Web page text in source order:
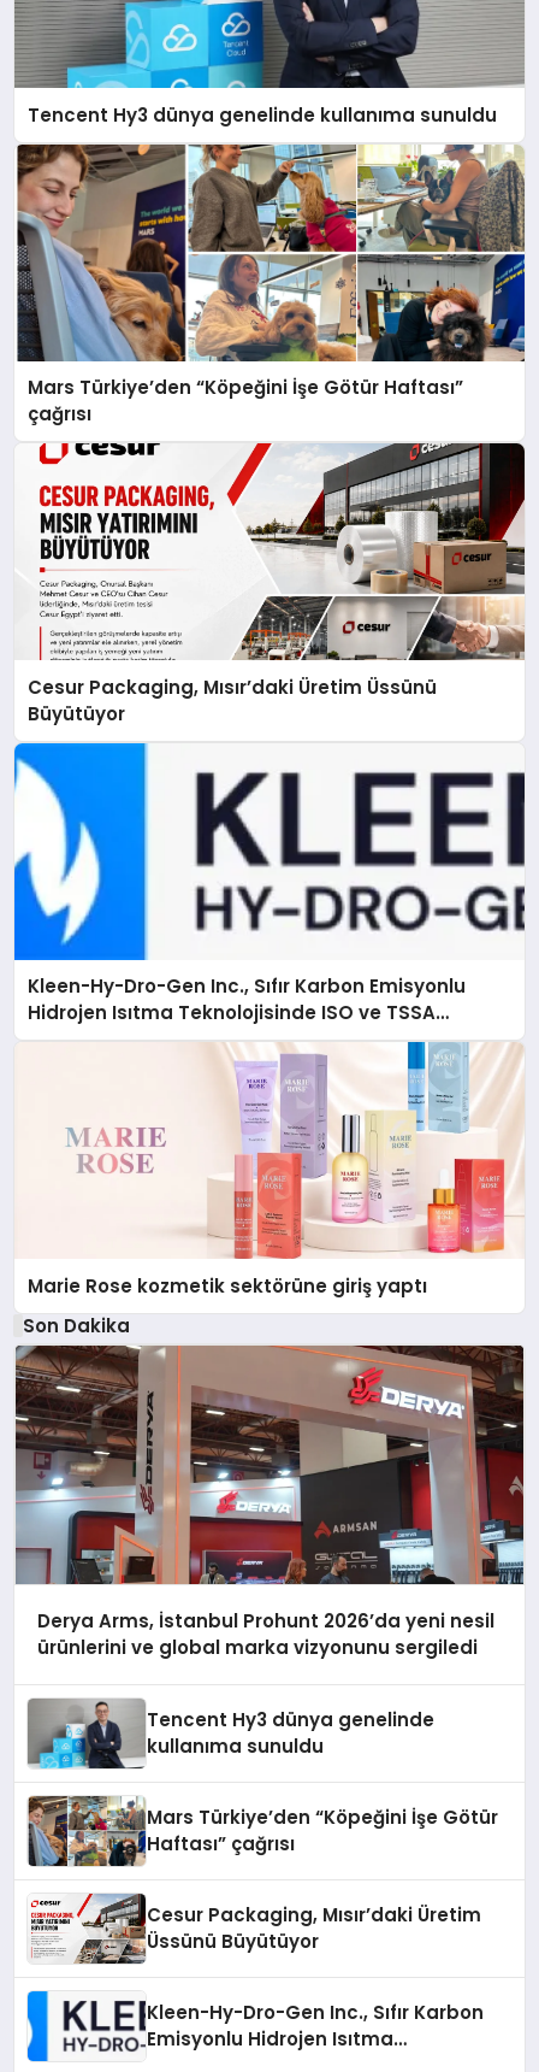
Tencent Hy3 dünya genelinde kullanıma sunuldu
Mars Türkiye’den “Köpeğini İşe Götür Haftası”
çağrısı
Cesur Packaging, Mısır’daki Üretim Üssünü
Büyütüyor
Kleen-Hy-Dro-Gen Inc., Sıfır Karbon Emisyonlu
Hidrojen Isıtma Teknolojisinde ISO ve TSSA
Düzenleyici Onaylarını Aldı
Marie Rose kozmetik sektörüne giriş yaptı
Son Dakika
Derya Arms, İstanbul Prohunt 2026’da yeni nesil
ürünlerini ve global marka vizyonunu sergiledi
Tencent Hy3 dünya genelinde
kullanıma sunuldu
Mars Türkiye’den “Köpeğini İşe Götür
Haftası” çağrısı
Cesur Packaging, Mısır’daki Üretim
Üssünü Büyütüyor
Kleen-Hy-Dro-Gen Inc., Sıfır Karbon
Emisyonlu Hidrojen Isıtma